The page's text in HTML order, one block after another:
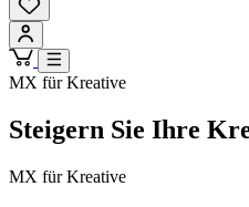
MX für Kreative
Steigern Sie Ihre
MX für Kreative